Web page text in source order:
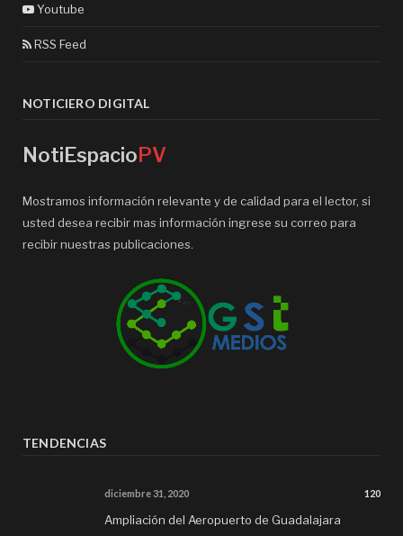
Youtube
RSS Feed
NOTICIERO DIGITAL
NotiEspacioPV
Mostramos información relevante y de calidad para el lector, si
usted desea recibir mas información ingrese su correo para
recibir nuestras publicaciones.
TENDENCIAS
diciembre 31, 2020 120
Ampliación del Aeropuerto de Guadalajara